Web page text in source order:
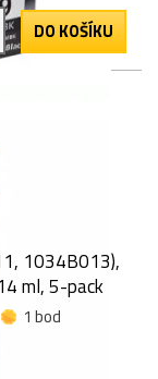
DO KOŠÍKU
1034B013),
ml, 5-pack
1 bod